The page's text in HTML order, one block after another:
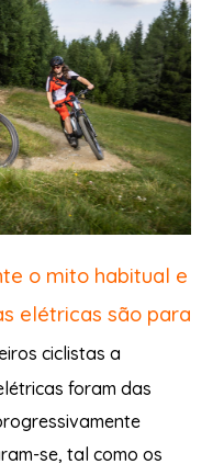
o mito habitual e
elétricas são para
ciclistas a
foram das
se, tal como os